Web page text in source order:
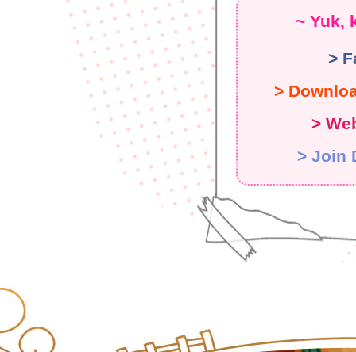
~ Yuk,
>
>
>
> Join